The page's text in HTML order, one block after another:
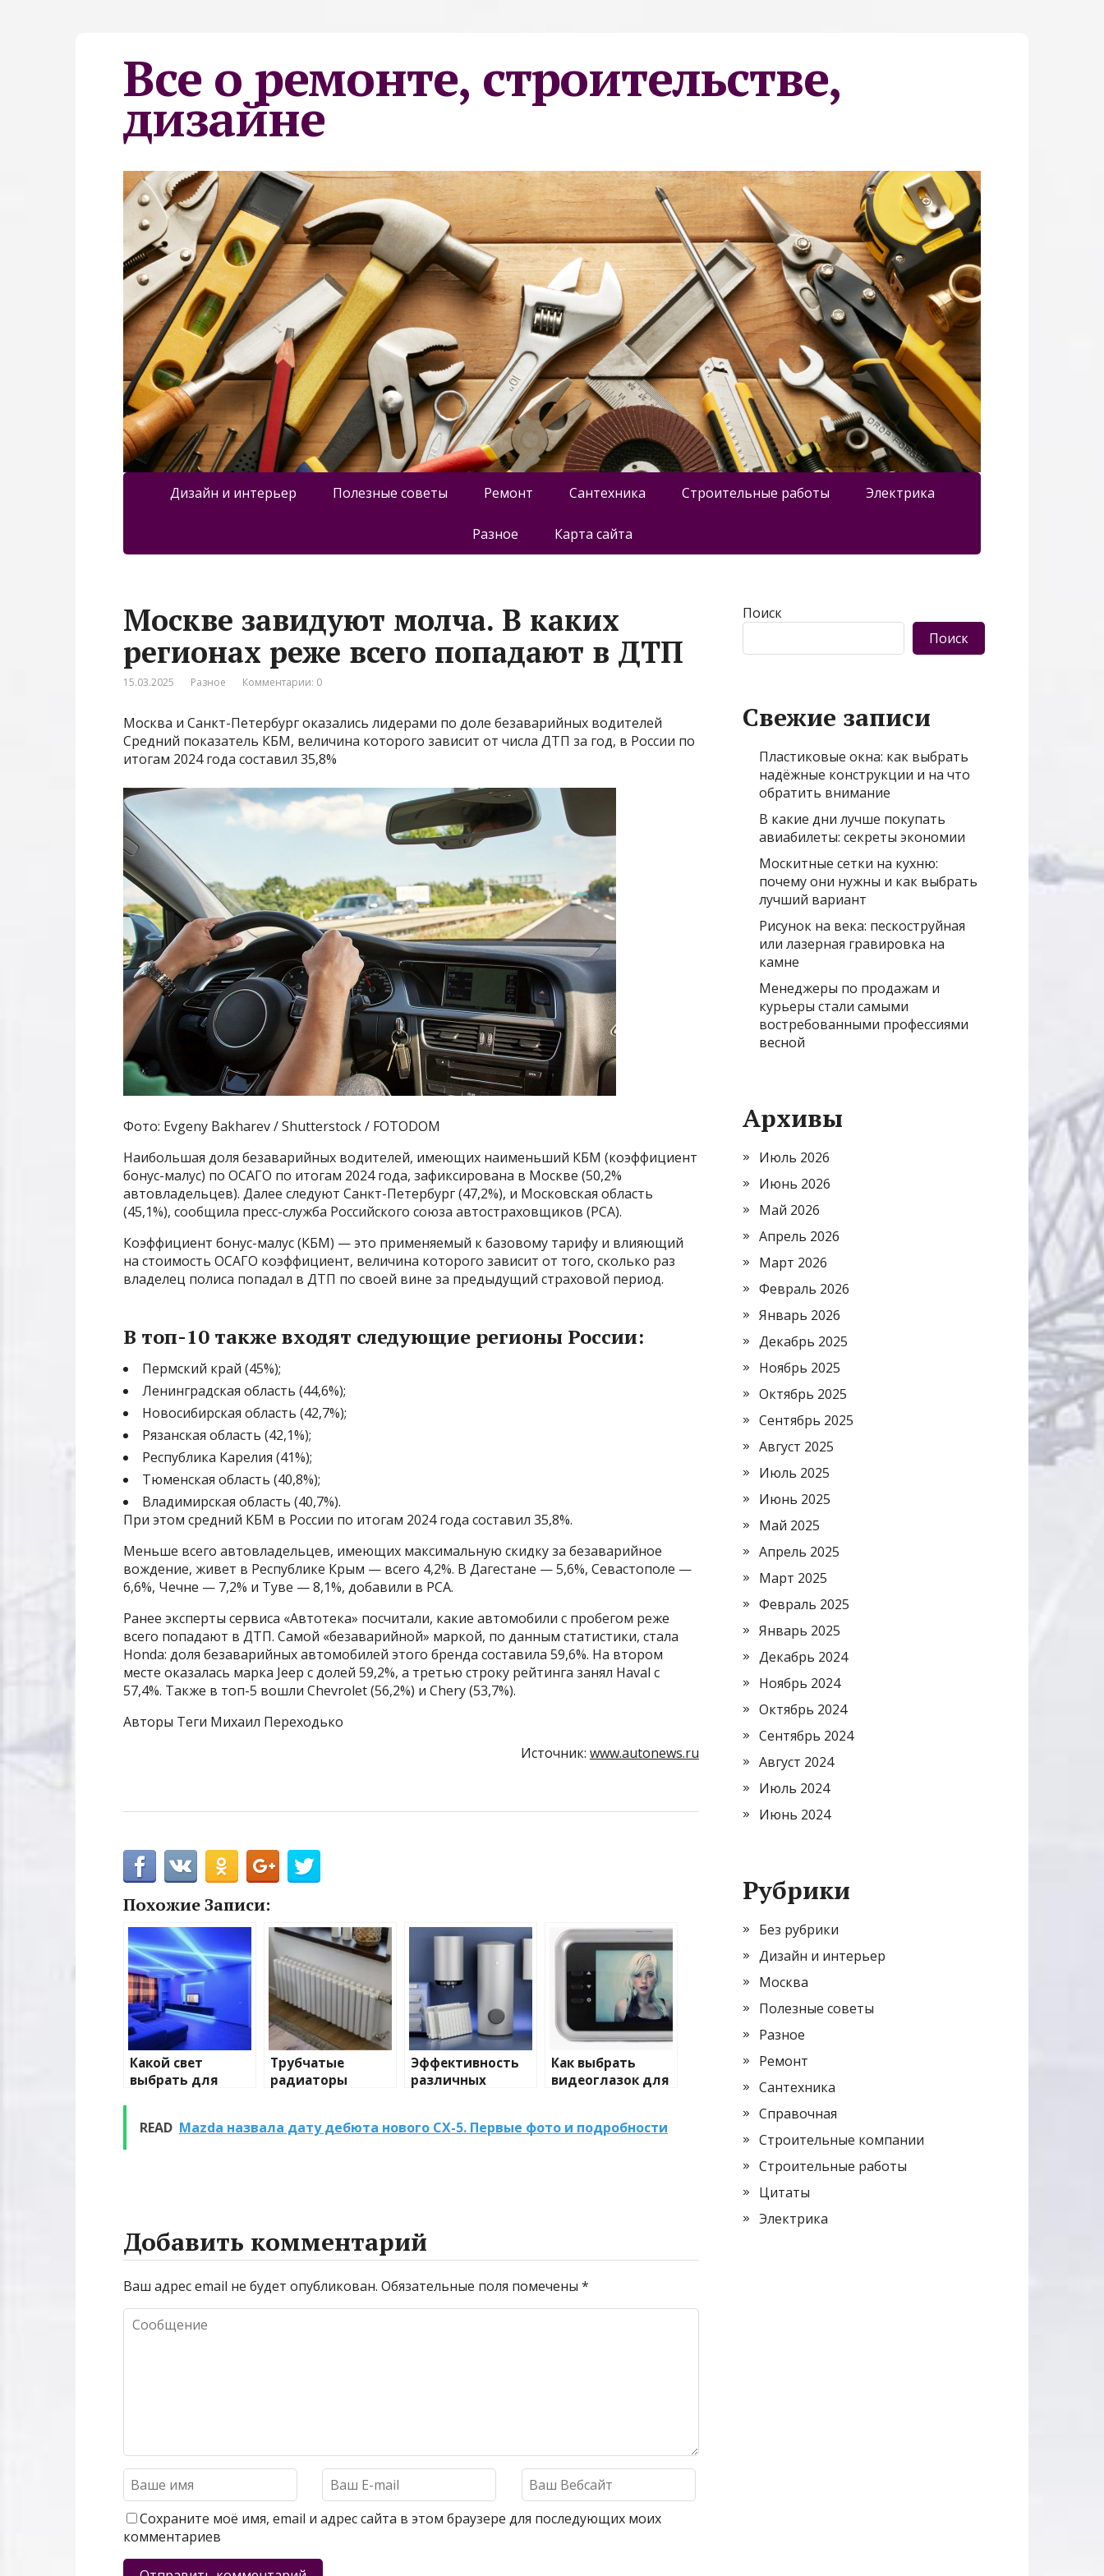
Все о ремонте, строительстве,
дизайне
Дизайн и интерьер Полезные советы Ремонт Сантехника Строительные работы Электрика
Разное Карта сайта
Москве завидуют молча. В каких
регионах реже всего попадают в ДТП
15.03.2025 Разное Комментарии: 0
Москва и Санкт-Петербург оказались лидерами по доле безаварийных водителей
Средний показатель КБМ, величина которого зависит от числа ДТП за год, в России по
итогам 2024 года составил 35,8%
Фото: Evgeny Bakharev / Shutterstock / FOTODOM
Наибольшая доля безаварийных водителей, имеющих наименьший КБМ (коэффициент
бонус-малус) по ОСАГО по итогам 2024 года, зафиксирована в Москве (50,2%
автовладельцев). Далее следуют Санкт-Петербург (47,2%), и Московская область
(45,1%), сообщила пресс-служба Российского союза автостраховщиков (РСА).
Коэффициент бонус-малус (КБМ) — это применяемый к базовому тарифу и влияющий
на стоимость ОСАГО коэффициент, величина которого зависит от того, сколько раз
владелец полиса попадал в ДТП по своей вине за предыдущий страховой период.
В топ-10 также входят следующие регионы России:
Пермский край (45%);
Ленинградская область (44,6%);
Новосибирская область (42,7%);
Рязанская область (42,1%);
Республика Карелия (41%);
Тюменская область (40,8%);
Владимирская область (40,7%).
При этом средний КБМ в России по итогам 2024 года составил 35,8%.
Меньше всего автовладельцев, имеющих максимальную скидку за безаварийное
вождение, живет в Республике Крым — всего 4,2%. В Дагестане — 5,6%, Севастополе —
6,6%, Чечне — 7,2% и Туве — 8,1%, добавили в РСА.
Ранее эксперты сервиса «Автотека» посчитали, какие автомобили с пробегом реже
всего попадают в ДТП. Самой «безаварийной» маркой, по данным статистики, стала
Honda: доля безаварийных автомобилей этого бренда составила 59,6%. На втором
месте оказалась марка Jeep с долей 59,2%, а третью строку рейтинга занял Haval с
57,4%. Также в топ-5 вошли Chevrolet (56,2%) и Chery (53,7%).
Авторы Теги Михаил Переходько
Источник: www.autonews.ru
Похожие Записи:
Какой свет
выбрать для
Трубчатые
радиаторы
Эффективность
различных
очистке и
Как выбрать
видеоглазок для
READ Mazda назвала дату дебюта нового CX-5. Первые фото и подробности
Добавить комментарий
Ваш адрес email не будет опубликован. Обязательные поля помечены *
Сохраните моё имя, email и адрес сайта в этом браузере для последующих моих
комментариев
Поиск
Поиск
Свежие записи
Пластиковые окна: как выбрать
надёжные конструкции и на что
обратить внимание
В какие дни лучше покупать
авиабилеты: секреты экономии
Москитные сетки на кухню:
почему они нужны и как выбрать
лучший вариант
Рисунок на века: пескоструйная
или лазерная гравировка на
камне
Менеджеры по продажам и
курьеры стали самыми
востребованными профессиями
весной
Архивы
Июль 2026
Июнь 2026
Май 2026
Апрель 2026
Март 2026
Февраль 2026
Январь 2026
Декабрь 2025
Ноябрь 2025
Октябрь 2025
Сентябрь 2025
Август 2025
Июль 2025
Июнь 2025
Май 2025
Апрель 2025
Март 2025
Февраль 2025
Январь 2025
Декабрь 2024
Ноябрь 2024
Октябрь 2024
Сентябрь 2024
Август 2024
Июль 2024
Июнь 2024
Рубрики
Без рубрики
Дизайн и интерьер
Москва
Полезные советы
Разное
Ремонт
Сантехника
Справочная
Строительные компании
Строительные работы
Цитаты
Электрика